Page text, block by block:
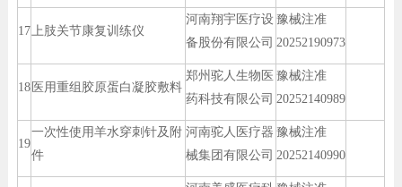
17 上肢关节康复训练仪
河南翔宇医疗设
备股份有限公司
豫械注准
20252190973
18 医用重组胶原蛋白凝胶敷料
郑州驼人生物医
药科技有限公司
豫械注准
20252140989
19
一次性使用羊水穿刺针及附
件
河南驼人医疗器
械集团有限公司
豫械注准
20252140990